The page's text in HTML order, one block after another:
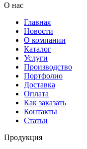
О нас
Главная
Новости
О компании
Каталог
Услуги
Производство
Портфолио
Доставка
Оплата
Как заказать
Контакты
Статьи
Продукция